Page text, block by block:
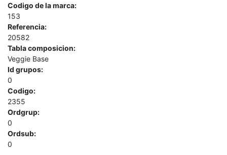
Codigo de la marca:
153
Referencia:
20582
Tabla composicion:
Veggie Base
Id grupos:
0
Codigo:
2355
Ordgrup:
0
Ordsub:
0